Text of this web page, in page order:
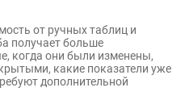
от ручных таблиц и
получает больше
когда они были изменены,
какие показатели уже
дополнительной